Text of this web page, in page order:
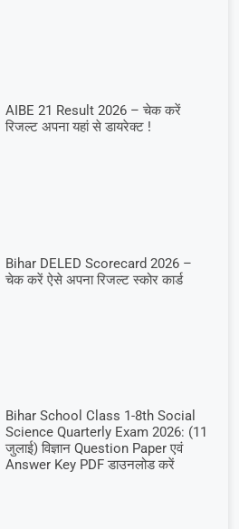
AIBE 21 Result 2026 – चेक करें
रिजल्ट अपना यहां से डायरेक्ट !
Bihar DELED Scorecard 2026 –
चेक करें ऐसे अपना रिजल्ट स्कोर कार्ड
Bihar School Class 1-8th Social
Science Quarterly Exam 2026: (11
जुलाई) विज्ञान Question Paper एवं
Answer Key PDF डाउनलोड करें